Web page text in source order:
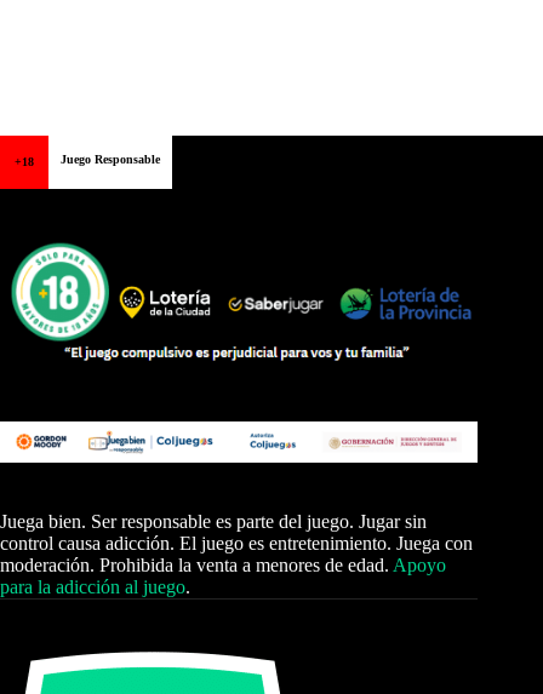
+18 Juego Responsable
Juega bien. Ser responsable es parte del juego. Jugar sin
control causa adicción. El juego es entretenimiento. Juega con
moderación. Prohibida la venta a menores de edad. Apoyo
para la adicción al juego.